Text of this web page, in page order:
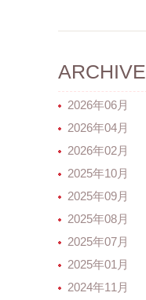
ARCHIVE
2026年06月
2026年04月
2026年02月
2025年10月
2025年09月
2025年08月
2025年07月
2025年01月
2024年11月